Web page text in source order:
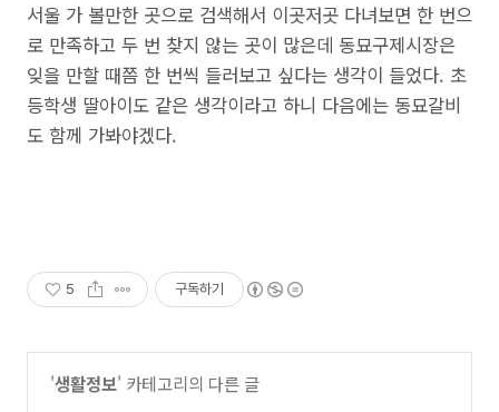
서울 가 볼만한 곳으로 검색해서 이곳저곳 다녀보면 한 번으
로 만족하고 두 번 찾지 않는 곳이 많은데 동묘구제시장은
잊을 만할 때쯤 한 번씩 들러보고 싶다는 생각이 들었다. 초
등학생 딸아이도 같은 생각이라고 하니 다음에는 동묘갈비
도 함께 가봐야겠다.
5 구독하기
'생활정보' 카테고리의 다른 글